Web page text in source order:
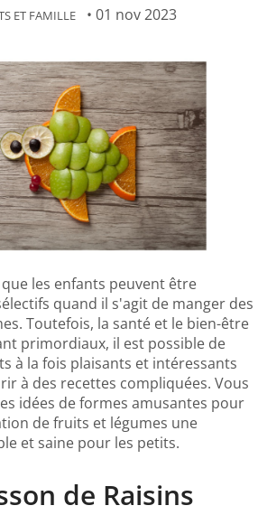
ET FAMILLE • 01 nov 2023
les enfants peuvent être
quand il s'agit de manger des
Toutefois, la santé et le bien-être
primordiaux, il est possible de
à la fois plaisants et intéressants
à des recettes compliquées. Vous
idées de formes amusantes pour
de fruits et légumes une
et saine pour les petits.
de Raisins